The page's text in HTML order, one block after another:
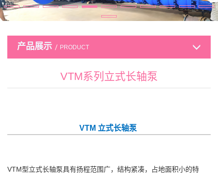
产品展示 PRODUCT
VTM系列立式长轴泵
VTM 立式长轴泵
VTM型立式长轴泵具有扬程范围广，结构紧凑，占地面积小的特